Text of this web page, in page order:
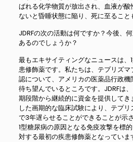
ばれる化学物質が放出され、血液が
ないと昏睡状態に陥り、死に至ること
JDRFの次の活動は何ですか？今後、
あるのでしょうか？
最もエキサイティングなニュースは、
患修飾薬です。私たちは、テプリズ
認について、アメリカの医薬品行政機
待ち望んでいるところです。JDRFは
期段階から継続的に資金を提供してき
した画期的な臨床試験により、テプ
で3年遅らせることができることが示
1型糖尿病の原因となる免疫攻撃を標
対する最初の疾患修飾薬となっていま